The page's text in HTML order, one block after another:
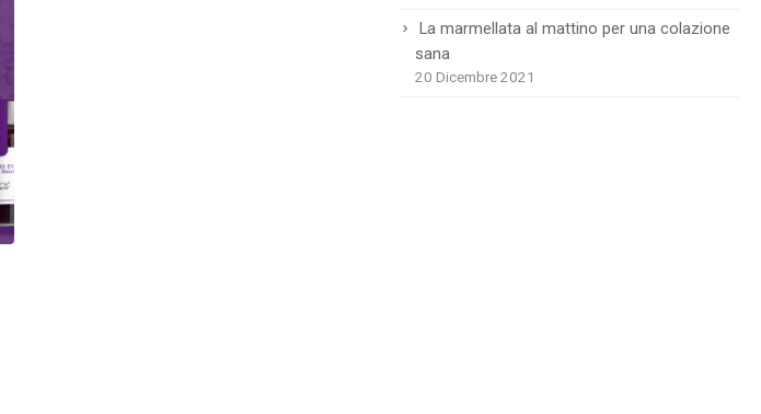
La marmellata al mattino per una colazione
sana
20 Dicembre 2021